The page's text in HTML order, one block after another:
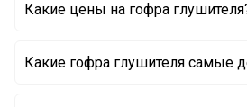
Какие цены на гофра
Какие гофра глушителя самые